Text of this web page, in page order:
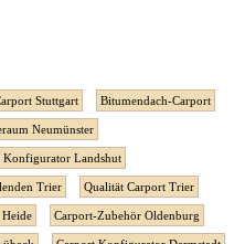
Stuttgart Bitumendach-Carport
Neumünster
Konfigurator Landshut
Trier Qualität Carport Trier
Carport-Zubehör Oldenburg